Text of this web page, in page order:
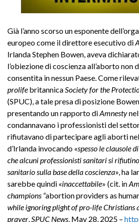
Già l’anno scorso un esponente
europeo come il direttore esecutivo di
Irlanda Stephen Bowen, aveva
l’obiezione di coscienza all’aborto non
consentita in nessun Paese. Come
prolife britannica Society for the
(SPUC), a tale presa di posizione
presentando un rapporto diAmnesty
condannavano i professionisti del
rifiutavano di partecipare agli aborti
d’Irlanda invocando «spesso le clausole
che alcuni professionisti sanitari si
sanitario sulla base della coscienza», ha
sarebbe quindi «inaccettabile» (cit. in
champions “abortion providers as
while ignoring plight of pro-life Christians
prayer SPUC News , May 28, 2025 –